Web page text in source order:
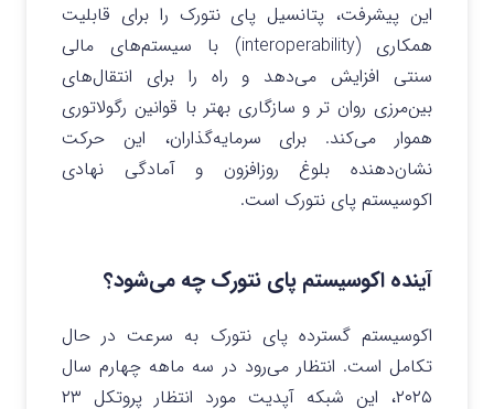
این پیشرفت، پتانسیل پای نتورک را برای قابلیت
همکاری (interoperability) با سیستم‌های مالی
سنتی افزایش می‌دهد و راه را برای انتقال‌های
بین‌مرزی روان تر و سازگاری بهتر با قوانین رگولاتوری
هموار می‌کند. برای سرمایه‌گذاران، این حرکت
نشان‌دهنده بلوغ روزافزون و آمادگی نهادی
اکوسیستم پای نتورک است.
آینده اکوسیستم پای نتورک چه می‌شود؟
اکوسیستم گسترده‌ پای نتورک به سرعت در حال
تکامل است. انتظار می‌رود در سه ماهه چهارم سال
۲۰۲۵، این شبکه آپدیت مورد انتظار پروتکل ۲۳